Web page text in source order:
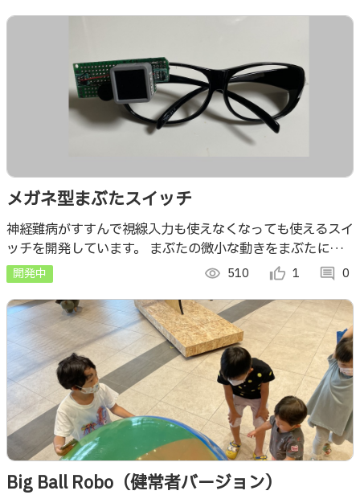
メガネ型まぶたスイッチ
神経難病がすすんで視線入力も使えなくなっても使えるスイ
ッチを開発しています。 まぶたの微小な動きをまぶたに貼
り付けた磁石の磁気の変化として捉えます。 メガネ型で脱
着が簡便でメガネオンメガネができます。
開発中 visibility 510 thumb_up_alt 1 comment 0
Big Ball Robo（健常者バージョン）